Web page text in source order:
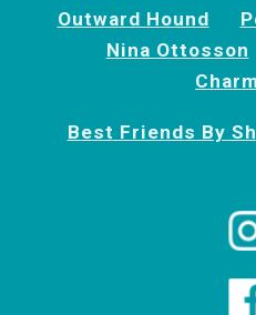
Outward Hound
Nina Ottosson
Best Friends By